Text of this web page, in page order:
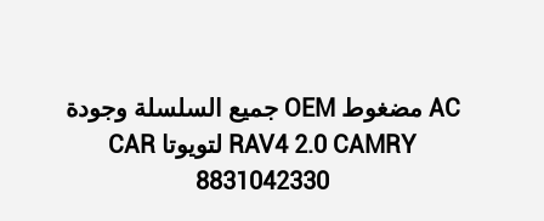
جميع السلسلة وجودة OEM مضغوط AC
CAR لتويوتا RAV4 2.0 CAMRY
8831042330